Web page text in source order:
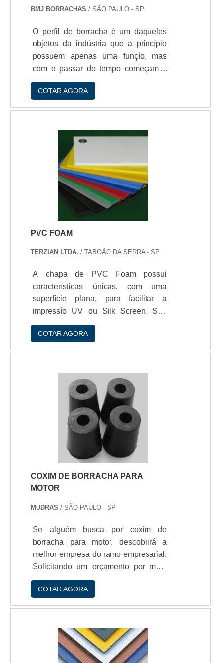
BMJ BORRACHAS / SÃO PAULO - SP
O perfil de borracha é um daqueles
objetos da indústria que a princípio
possuem apenas uma funçío, mas
com o passar do tempo começam a
ser utilizados nos mais variados
campos da empresa. Para obter um
equipamento tío versátil o mais
fábrica de perfil de borracha
reconhecida, pois é um produto que
pode ser adaptado de acordo com a
necessidade do cliente, com o tempo
as pessoas perceberam que graças a
essa versatilidade de tamanho e
formato, os perfis de borracha poder.
COTAR AGORA
PVC FOAM
TERZIAN LTDA. / TABOÃO DA SERRA - SP
A chapa de PVC Foam possui
características únicas, com uma
superfície plana, para facilitar a
impressío UV ou Silk Screen. Sua
parte interior é composto por PVC,
para que a chapa fique estruturada e
extremamente leve, facilitando o seu
Pvc tipo Foam possui características
únicas e gramaturas específicas,
conforme sua espessura. Elas foram
estudadas e desenvolvidas para que
você possa encontrar o melhor custo
benefício na sua chapa.Gramaturas e
espessuras PVC F.
COTAR AGORA
COXIM DE BORRACHA PARA
MOTOR
MUDRAS / SÃO PAULO - SP
Se alguém busca por coxim de
borracha para motor, descobrirá a
melhor empresa do ramo empresarial.
Solicitando um orçamento por meio
da própria empresa e encontrando a
líder em qualidade. Quando a questão
é coxim de borracha para motor, com
Mudras atingirá proteção com
variedade de matérias e
produtos.ALGUNS DETALHES
COTAR AGORA